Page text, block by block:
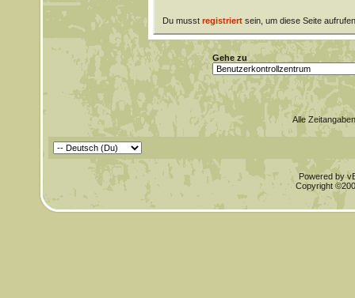
Du musst registriertsein, um diese Seite
Gehe zu
Alle
Powered by
Copyright